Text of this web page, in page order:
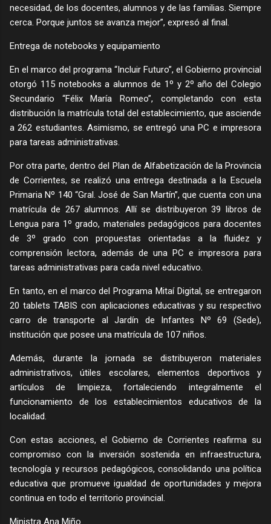
necesidad, de los docentes, alumnos y de las familias. Siempre
cerca. Porque juntos se avanza mejor”, expresó al final.
Entrega de notebooks y equipamiento
En el marco del programa “Incluir Futuro”, el Gobierno provincial
otorgó 115 notebooks a alumnos de 1º y 2º año del Colegio
Secundario “Félix María Romeo”, completando con esta
distribución la matrícula total del establecimiento, que asciende
a 262 estudiantes. Asimismo, se entregó una PC e impresora
para tareas administrativas.
Por otra parte, dentro del Plan de Alfabetización de la Provincia
de Corrientes, se realizó una entrega destinada a la Escuela
Primaria Nº 140 “Gral. José de San Martín”, que cuenta con una
matrícula de 267 alumnos. Allí se distribuyeron 39 libros de
Lengua para 1º grado, materiales pedagógicos para docentes
de 3º grado con propuestas orientadas a la fluidez y
comprensión lectora, además de una PC e impresora para
tareas administrativas para cada nivel educativo.
En tanto, en el marco del Programa Mitaí Digital, se entregaron
20 tablets TABIS con aplicaciones educativas y su respectivo
carro de transporte al Jardín de Infantes Nº 69 (Sede),
institución que posee una matrícula de 107 niños.
Además, durante la jornada se distribuyeron materiales
administrativos, útiles escolares, elementos deportivos y
artículos de limpieza, fortaleciendo integralmente el
funcionamiento de los establecimientos educativos de la
localidad.
Con estas acciones, el Gobierno de Corrientes reafirma su
compromiso con la inversión sostenida en infraestructura,
tecnología y recursos pedagógicos, consolidando una política
educativa que promueve igualdad de oportunidades y mejora
continua en todo el territorio provincial.